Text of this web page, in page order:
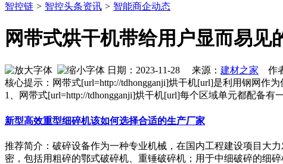
智控链 > 智控头条资讯 > 智能商企动态
网带式烘干机带给用户显而易见
日期：2023-11-28 来源： 建材之家 作
核心提示：网带式[url=http://tdhongganji]烘干机[url]是利用钢网作
1、网带式[url=http://tdhongganji]烘干机[url]每个区域单元都配备
新型高效重型细碎机该如何选择合适的生产厂家
推荐简介：破碎设备作为一种专业机械，在国内工程建设项目大
密，包括用粗碎的鄂式破碎机、重锤破碎机；用于中细破碎的细